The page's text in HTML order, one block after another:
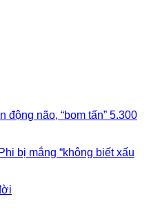
động não, “bom tấn” 5.300
bị mắng “không biết xấu